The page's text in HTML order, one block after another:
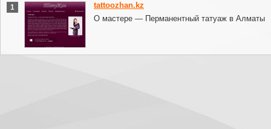
1
tattoozhan.kz
О мастере — Перманентный татуаж в Алматы